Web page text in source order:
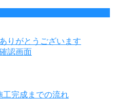
りがとうございます
認画面
工完成までの流れ